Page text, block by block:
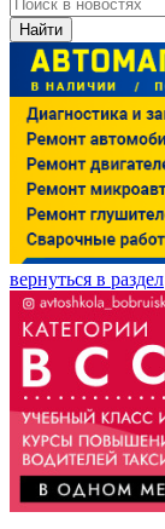
Найти
вернуться в раздел